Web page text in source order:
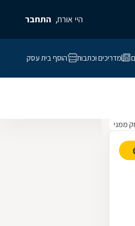
היי אורח, התחבר
מדריכים וכתבות הוסף בית עסק
ממני